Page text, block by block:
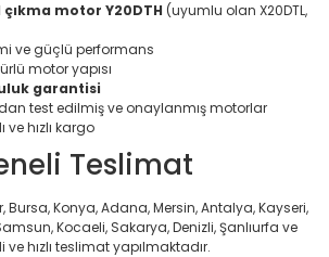
motor Y20DTH (uyumlu olan X20DTL,
ve güçlü performans
motor yapısı
garantisi
test edilmiş ve onaylanmış motorlar
hızlı kargo
Teslimat
Bursa, Konya, Adana, Mersin, Antalya, Kayseri,
Kocaeli, Sakarya, Denizli, Şanlıurfa ve
hızlı teslimat yapılmaktadır.